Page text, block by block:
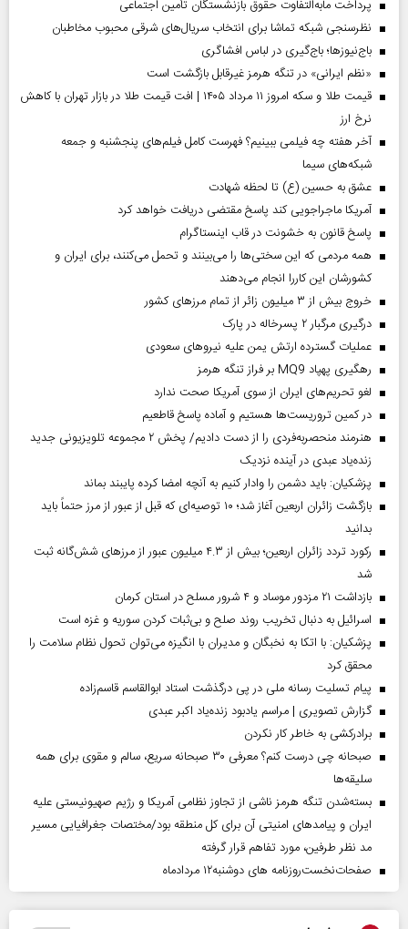
پرداخت مابه‌التفاوت حقوق بازنشستگان تأمین اجتماعی
نظرسنجی شبکه تماشا برای انتخاب سریال‌های شرقی محبوب مخاطبان
باج‌نیوزها؛ باج‌گیری در لباس افشاگری
«نظم ایرانی» در تنگه هرمز غیرقابل بازگشت است
قیمت طلا و سکه امروز ۱۱ مرداد ۱۴۰۵ | افت قیمت طلا در بازار تهران با کاهش
نرخ ارز
آخر هفته چه فیلمی ببینیم؟ فهرست کامل فیلم‌های پنجشنبه و جمعه
شبکه‌های سیما
عشق به حسین (ع) تا لحظه شهادت
آمریکا ماجراجویی کند پاسخ مقتضی دریافت خواهد کرد
پاسخ قانون به خشونت در قاب اینستاگرام
همه مردمی که این سختی‌ها را می‌بینند و تحمل می‌کنند، برای ایران و
کشورشان این کاررا انجام می‌دهند
خروج بیش از ۳ میلیون زائر از تمام مرز‌های کشور
درگیری مرگبار ۲ پسرخاله در پارک
عملیات گسترده ارتش یمن علیه نیروهای سعودی
رهگیری پهپاد MQ9 بر فراز تنگه هرمز
لغو تحریم‌های ایران از سوی آمریکا صحت ندارد
در کمین تروریست‌ها هستیم و آماده پاسخ قاطعیم
هنرمند منحصر‌به‌فردی را از دست دادیم/ پخش ۲ مجموعه تلویزیونی جدید
زنده‌یاد عبدی در آینده نزدیک
پزشکیان: باید دشمن را وادار کنیم به آنچه امضا کرده پایبند بماند
بازگشت زائران اربعین آغاز شد؛ ۱۰ توصیه‌ای که قبل از عبور از مرز حتماً باید
بدانید
رکورد تردد زائران اربعین؛ بیش از ۴.۳ میلیون عبور از مرزهای شش‌گانه ثبت
شد
بازداشت ۲۱ مزدور موساد و ۴ شرور مسلح در استان کرمان
اسرائیل به دنبال تخریب روند صلح و بی‌ثبات کردن سوریه و غزه است
پزشکیان: با اتکا به نخبگان و مدیران با انگیزه می‌توان تحول نظام سلامت را
محقق کرد
پیام تسلیت رسانه ملی در پی درگذشت استاد ابوالقاسم قاسم‌زاده
گزارش تصویری | مراسم یادبود زنده‌یاد اکبر عبدی
برادرکشی به خاطر کار نکردن
صبحانه چی درست کنم؟ معرفی ۳۰ صبحانه سریع، سالم و مقوی برای همه
سلیقه‌ها
بسته‌شدن تنگه هرمز ناشی از تجاوز نظامی آمریکا و رژیم صهیونیستی علیه
ایران و پیامد‌های امنیتی آن برای کل منطقه بود/مختصات جغرافیایی مسیر
مد نظر طرفین، مورد تفاهم قرار گرفته
صفحات‌نخست‌روزنامه ها‌ی دوشنبه‌۱۲ مردادماه